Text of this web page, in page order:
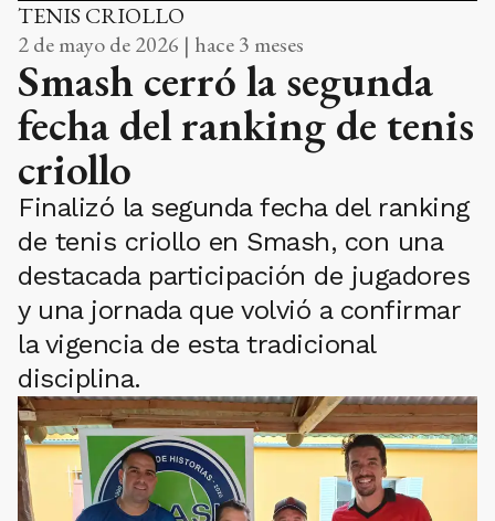
TENIS CRIOLLO
2 de mayo de 2026 | hace 3 meses
Smash cerró la segunda
fecha del ranking de tenis
criollo
Finalizó la segunda fecha del ranking
de tenis criollo en Smash, con una
destacada participación de jugadores
y una jornada que volvió a confirmar
la vigencia de esta tradicional
disciplina.